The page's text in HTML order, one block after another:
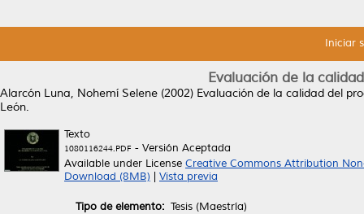
Iniciar
Evaluación de la
Alarcón Luna, Nohemí Selene (2002) Evaluación de la calidad del
León.
Texto
1080116244.PDF - Versión Aceptada
Available under License Creative Commons Attribution
Download (8MB)
Vista previa
Tipo de elemento: Tesis (Maestría)